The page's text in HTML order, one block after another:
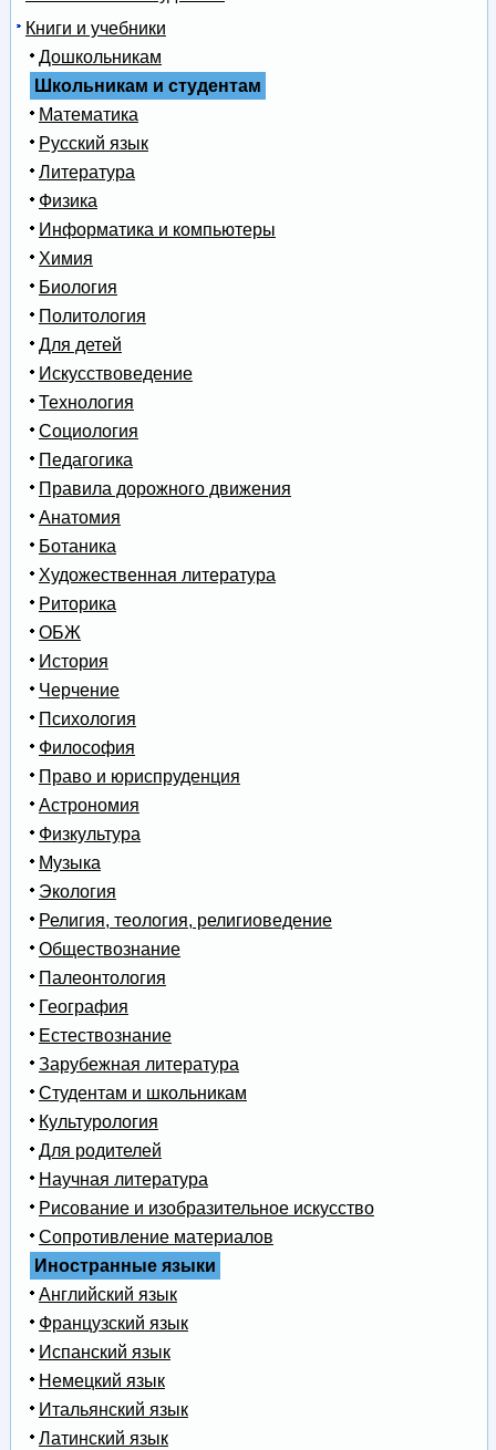
Книги и учебники
Дошкольникам
Школьникам и студентам
Математика
Русский язык
Литература
Физика
Информатика и компьютеры
Химия
Биология
Политология
Для детей
Искусствоведение
Технология
Социология
Педагогика
Правила дорожного движения
Анатомия
Ботаника
Художественная литература
Риторика
ОБЖ
История
Черчение
Психология
Философия
Право и юриспруденция
Астрономия
Физкультура
Музыка
Экология
Религия, теология, религиоведение
Обществознание
Палеонтология
География
Естествознание
Зарубежная литература
Студентам и школьникам
Культурология
Для родителей
Научная литература
Рисование и изобразительное искусство
Сопротивление материалов
Иностранные языки
Английский язык
Французский язык
Испанский язык
Немецкий язык
Итальянский язык
Латинский язык